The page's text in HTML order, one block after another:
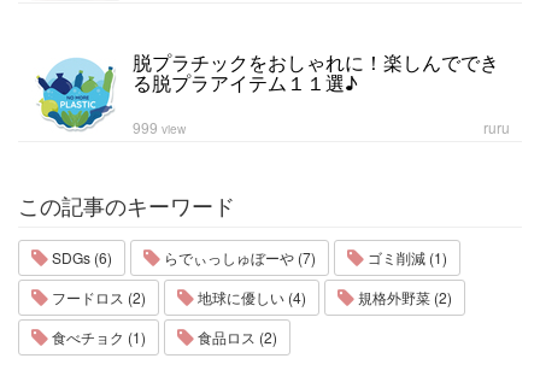
脱プラチックをおしゃれに！楽しんででき
る脱プラアイテム１１選♪
ruru
999 view
この記事のキーワード
SDGs (6) らでぃっしゅぼーや (7)
ゴミ削減 (1)
フードロス (2)
地球に優しい (4)
規格外野菜 (2)
食べチョク (1)
食品ロス (2)